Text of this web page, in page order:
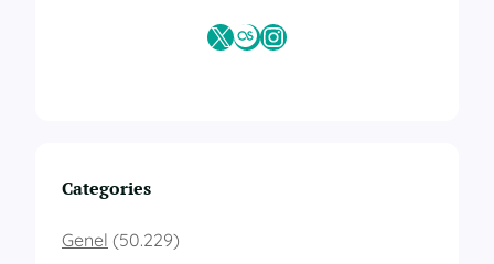
X Last.fmInstagram
Categories
Genel (50.229)